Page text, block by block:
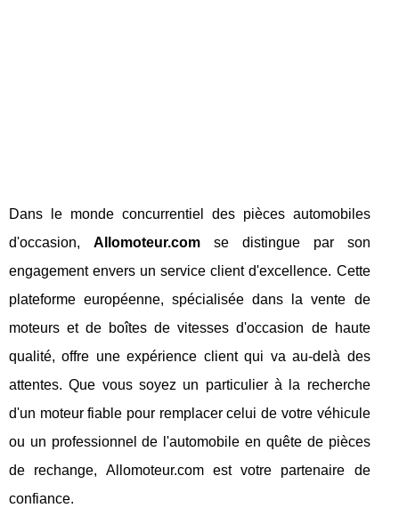
Dans le monde concurrentiel des pièces automobiles
d'occasion, Allomoteur.comse distingue par son
engagement envers un service client d'excellence. Cette
plateforme européenne, spécialisée dans la vente de
moteurs et de boîtes de vitesses d'occasion de haute
qualité, offre une expérience client qui va au-delà des
attentes. Que vous soyez un particulier à la recherche
d'un moteur fiable pour remplacer celui de votre véhicule
ou un professionnel de l'automobile en quête de pièces
de rechange, Allomoteur.com est votre partenaire de
confiance.